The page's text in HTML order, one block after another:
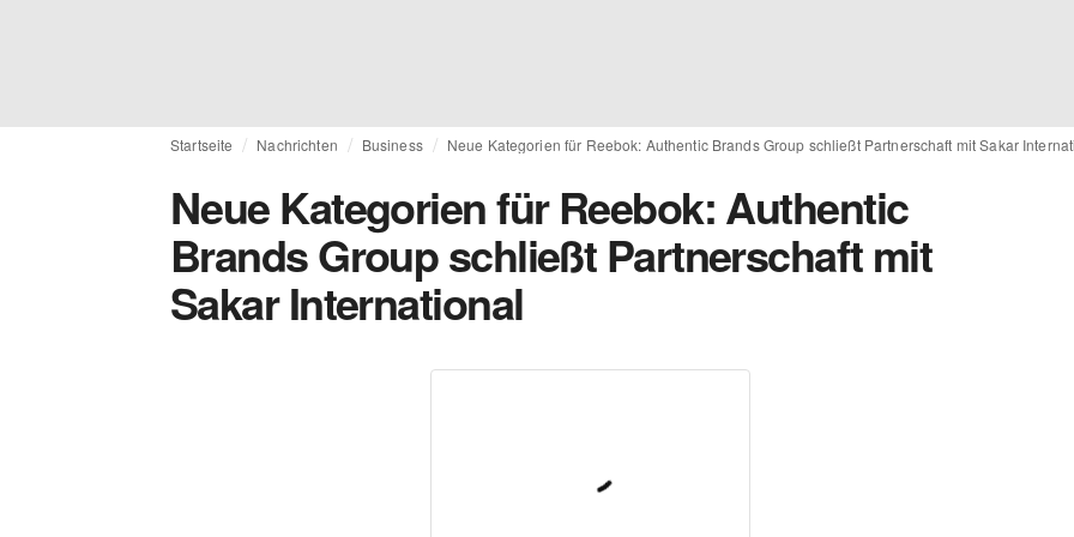
Startseite Nachrichten Business Neue Kategorien für Reebok: Authentic Brands Group schließt Partnerschaft mit Sakar
Neue Kategorien für Reebok: Authentic
Brands Group schließt Partnerschaft mit
Sakar International